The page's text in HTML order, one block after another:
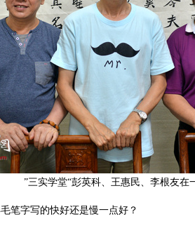
”三实学堂“彭英科、王惠民、李根友在
笔字写的快好还是慢一点好？